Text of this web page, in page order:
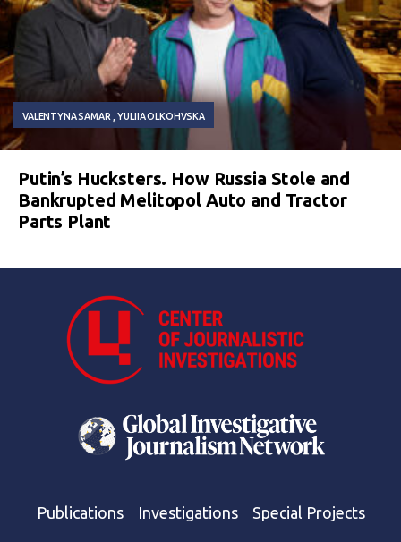
VALENTYNA SAMAR YULIIA OLKOHVSKA
Putin’s Hucksters. How Russia Stole and
Bankrupted Melitopol Auto and Tractor
Parts Plant
Publications Investigations Special Projects